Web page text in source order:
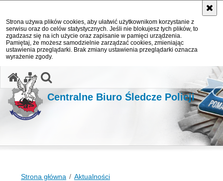
Strona używa plików cookies, aby ułatwić użytkownikom korzystanie z
serwisu oraz do celów statystycznych. Jeśli nie blokujesz tych plików, to
zgadzasz się na ich użycie oraz zapisanie w pamięci urządzenia.
Pamiętaj, że możesz samodzielnie zarządzać cookies, zmieniając
ustawienia przeglądarki. Brak zmiany ustawienia przeglądarki oznacza
wyrażenie zgody.
Centralne Biuro Śledcze Policji
Strona główna Aktualności